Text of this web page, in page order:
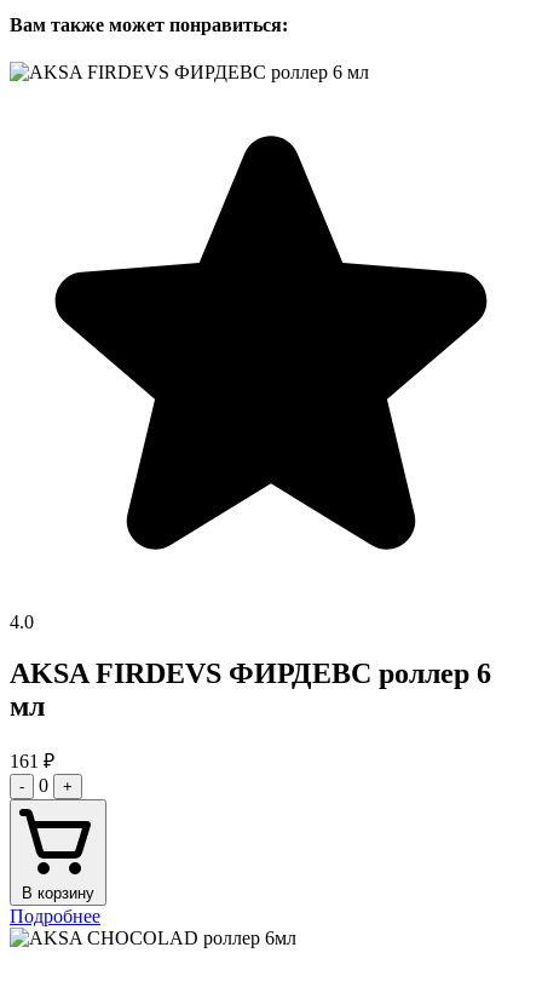
Вам также может понравиться:
4.0
AKSA FIRDEVS ФИРДЕВС роллер 6
мл
161 ₽
- 0 +
В корзину
Подробнее